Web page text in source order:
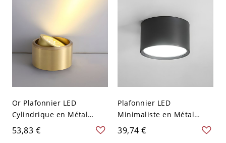
Or Plafonnier LED
Cylindrique en Métal
Moderne Spot de Plafond
pour Salon - Or 110 V-120
53,83 €
Plafonnier LED
Minimaliste en Métal
Cylindrique Luminaire
Encastré pour Corridor -
39,74 €